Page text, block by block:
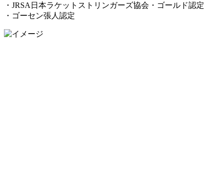
・JRSA日本ラケットストリンガーズ協会・ゴールド認定
・ゴーセン張人認定